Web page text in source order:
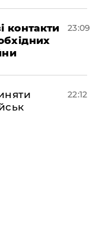
контакти
23:09
22:12